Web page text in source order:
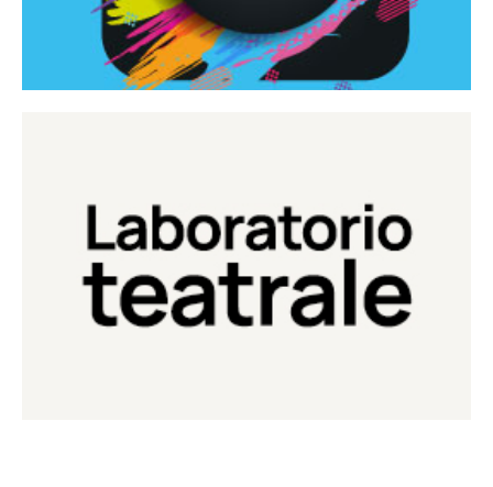
Laboratorio Teatrale
Laboratorio di teatro del Teatro Eduardo de Filippo
Continua